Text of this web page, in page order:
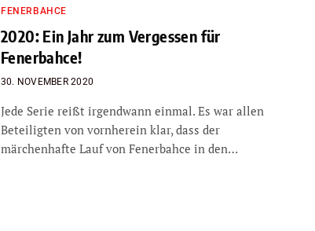
FENERBAHCE
2020: Ein Jahr zum Vergessen für
Fenerbahce!
30. NOVEMBER 2020
Jede Serie reißt irgendwann einmal. Es war allen
Beteiligten von vornherein klar, dass der
märchenhafte Lauf von Fenerbahce in den…